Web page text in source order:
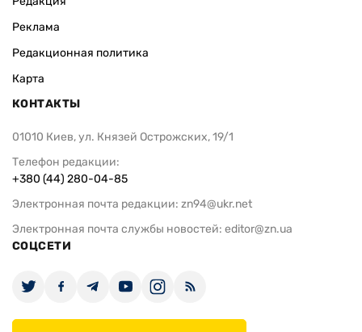
Реклама
Редакционная политика
Карта
КОНТАКТЫ
01010 Киев, ул. Князей Острожских, 19/1
Телефон редакции:
+380 (44) 280-04-85
Электронная почта редакции: zn94@ukr.net
Электронная почта службы новостей: editor@zn.ua
СОЦСЕТИ